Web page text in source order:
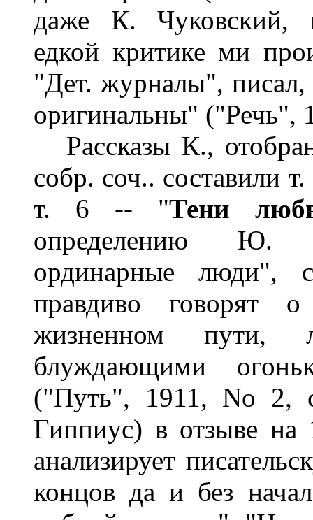
даже К. Чуковский,
едкой критике ми
"Дет. журналы",
оригинальны" ("Речь",
Рассказы К.,
собр. соч.. составили
т. 6 -- "Тени
определению Ю.
ординарные люди",
правдиво говорят
жизненном пути,
блуждающими
("Путь", 1911, No 2,
Гиппиус) в отзыве на
анализирует
концов да и без